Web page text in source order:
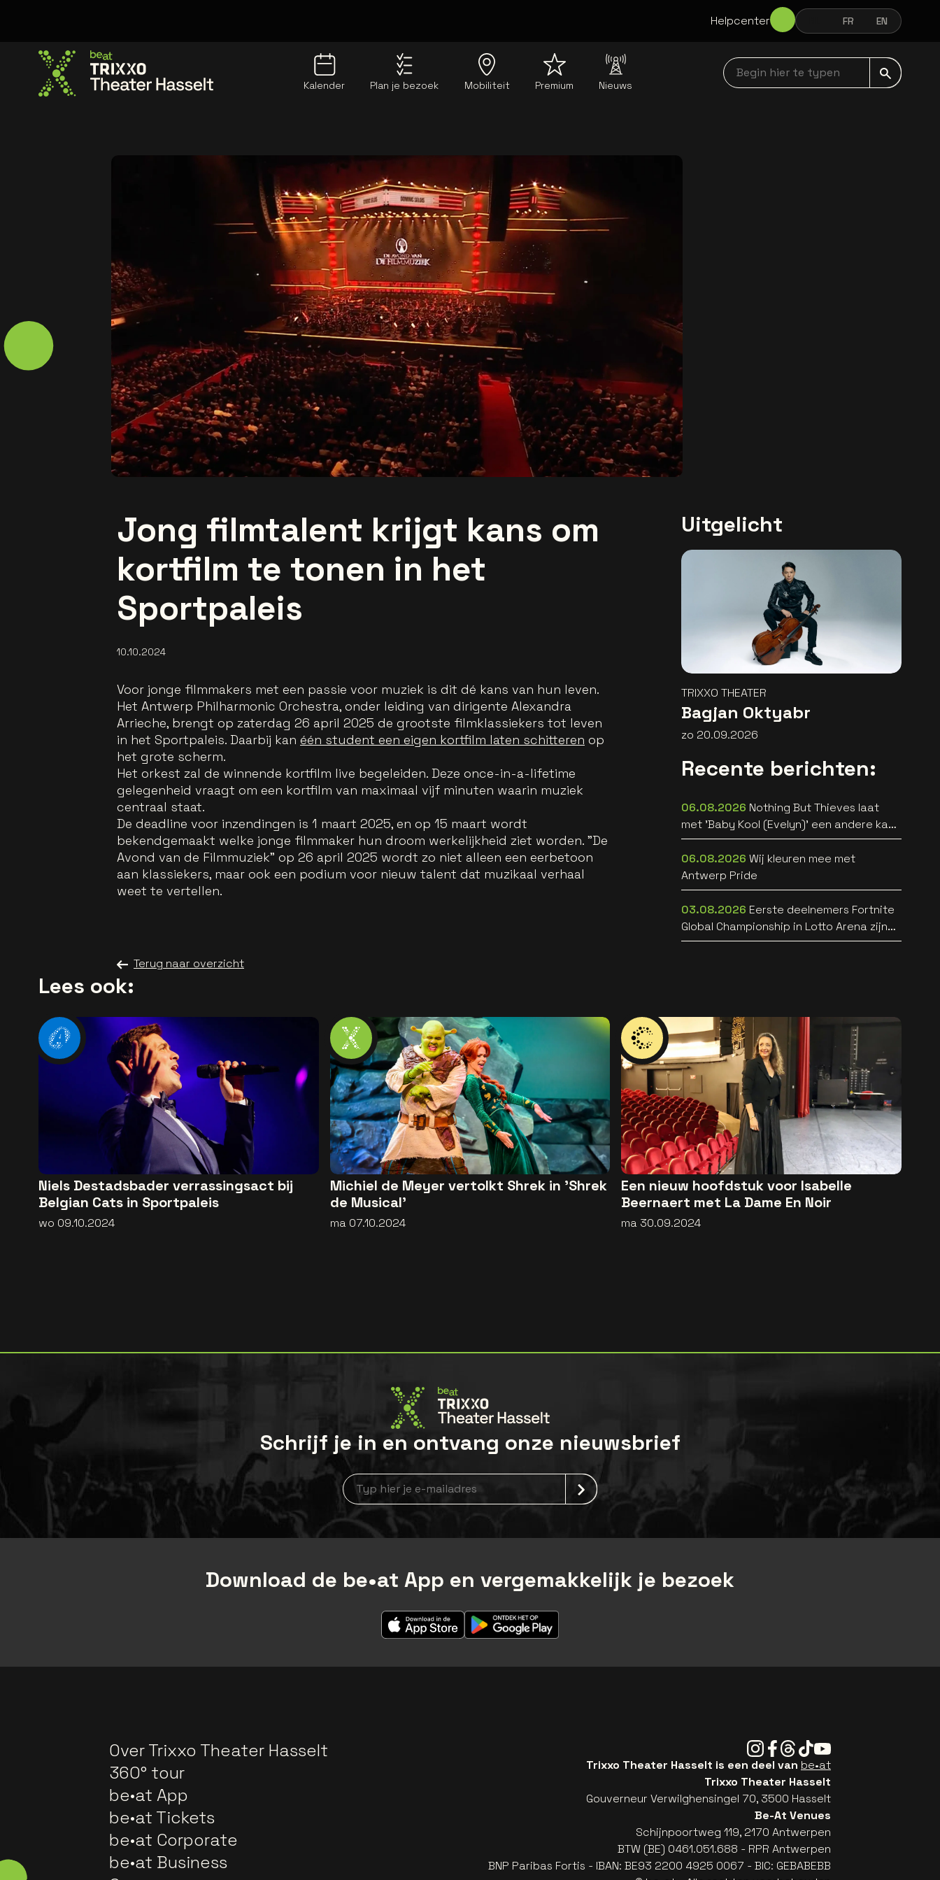
Helpcenter NEDERLANDSFRANÇAIS
FR ENGLISH
EN
Kalender Plan je bezoek Mobiliteit Premium Nieuws
Begin hier te typen navbar
Jong filmtalent krijgt kans om
kortfilm te tonen in het
Sportpaleis
10.10.2024
Voor jonge filmmakers met een passie voor muziek is dit dé kans van hun leven.
Het Antwerp Philharmonic Orchestra, onder leiding van dirigente Alexandra
Arrieche, brengt op zaterdag 26 april 2025 de grootste filmklassiekers tot leven
in het Sportpaleis. Daarbij kan één student een eigen kortfilm laten schitteren op
het grote scherm.
Het orkest zal de winnende kortfilm live begeleiden. Deze once-in-a-lifetime
gelegenheid vraagt om een kortfilm van maximaal vijf minuten waarin muziek
centraal staat.
De deadline voor inzendingen is 1 maart 2025, en op 15 maart wordt
bekendgemaakt welke jonge filmmaker hun droom werkelijkheid ziet worden. "De
Avond van de Filmmuziek" op 26 april 2025 wordt zo niet alleen een eerbetoon
aan klassiekers, maar ook een podium voor nieuw talent dat muzikaal verhaal
weet te vertellen.
Terug naar overzicht
Uitgelicht
TRIXXO THEATER
Bagjan Oktyabr
zo 20.09.2026
Recente berichten:
06.08.2026 Nothing But Thieves laat
met 'Baby Kool (Evelyn)' een andere kant
van zich horen [video]
06.08.2026 Wij kleuren mee met
Antwerp Pride
03.08.2026 Eerste deelnemers Fortnite
Global Championship in Lotto Arena zijn
bekend
Lees ook:
Niels Destadsbader verrassingsact bij
Belgian Cats in Sportpaleis
wo 09.10.2024
Michiel de Meyer vertolkt Shrek in 'Shrek
de Musical'
ma 07.10.2024
Een nieuw hoofdstuk voor Isabelle
Beernaert met La Dame En Noir
ma 30.09.2024
Schrijf je in en ontvang onze nieuwsbrief
Nieuwsbrief aanmelding
Download de be•at App en vergemakkelijk je bezoek
Over Trixxo Theater Hasselt
360° tour
be•at App
be•at Tickets
be•at Corporate
be•at Business
Instagram
Facebook
Threads
TiktokYoutube
Trixxo Theater Hasselt is een deel van be•at
Trixxo Theater Hasselt
Gouverneur Verwilghensingel 70, 3500 Hasselt
Be-At Venues
Schijnpoortweg 119, 2170 Antwerpen
BTW (BE) 0461.051.688 - RPR Antwerpen
BNP Paribas Fortis - IBAN: BE93 2200 4925 0067 - BIC: GEBABEBB